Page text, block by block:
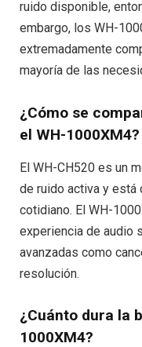
ruido disponible,
embargo, los WH-
extremadamente
mayoría de las
¿Cómo se
el WH-1000XM4?
El WH-CH520 es un
de ruido activa y está
cotidiano. El WH-
experiencia de audio
avanzadas como
resolución.
¿Cuánto dura la
1000XM4?